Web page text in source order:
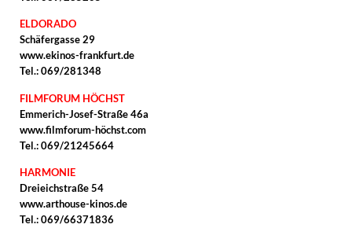
ELDORADO
Schäfergasse 29
www.ekinos-frankfurt.de
Tel.: 069/281348
FILMFORUM HÖCHST
Emmerich-Josef-Straße 46a
www.filmforum-höchst.com
Tel.: 069/21245664
HARMONIE
Dreieichstraße 54
www.arthouse-kinos.de
Tel.: 069/66371836